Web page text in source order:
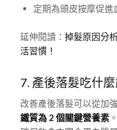
定期為頭皮按摩促進
延伸閱讀： 掉髮原因分
活習慣！
7. 產後落髮吃什
改善產後落髮可以從加
鐵質為 2 個關鍵營養素